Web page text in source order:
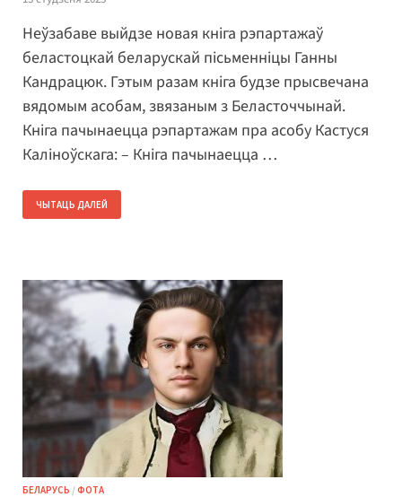
Неўзабаве выйдзе новая кніга рэпартажаў
беластоцкай беларускай пісьменніцы Ганны
Кандрацюк. Гэтым разам кніга будзе прысвечана
вядомым асобам, звязаным з Беласточчынай.
Кніга пачынаецца рэпартажам пра асобу Кастуся
Каліноўскага: – Кніга пачынаецца …
ЧЫТАЦЬ ДАЛЕЙ
БЕЛАРУСЬ /ФОТА